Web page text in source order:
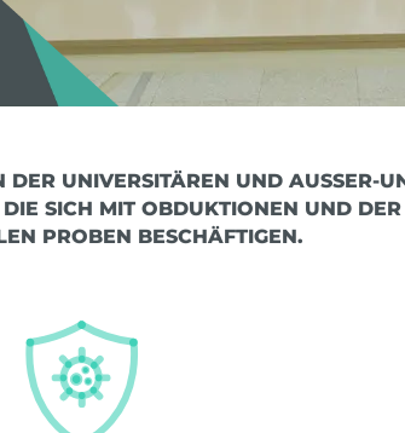
UNIVERSITÄREN UND AUSSER-
SICH MIT OBDUKTIONEN UND DER
PROBEN BESCHÄFTIGEN.